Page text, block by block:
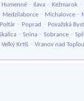
Humenné - Ilava - Kežmarok -
Medzilaborce - Michalovce -
Poltár - Poprad - Považská
- Snina - Sobrance -
Veľký Krtíš - Vranov nad Topľou